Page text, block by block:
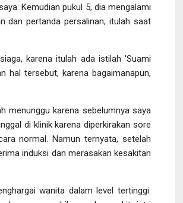
Kemudian pukul 5, dia mengalami
dan pertanda persalinan; itulah saat
karena itulah ada istilah 'Suami
hal tersebut, karena bagaimanapun,
menunggu karena sebelumnya saya
di klinik karena diperkirakan sore
normal. Namun ternyata, setelah
induksi dan merasakan kesakitan
wanita dalam level tertinggi.